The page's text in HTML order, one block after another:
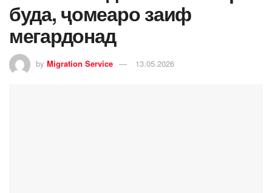
буда, ҷомеаро заиф
мегардонад
by Migration Service 13.05.2026